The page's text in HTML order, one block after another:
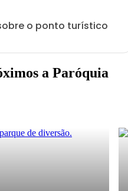
o ponto turístico
a Paróquia